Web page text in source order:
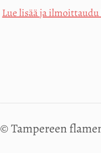
Lue lisää ja
©Tampereen